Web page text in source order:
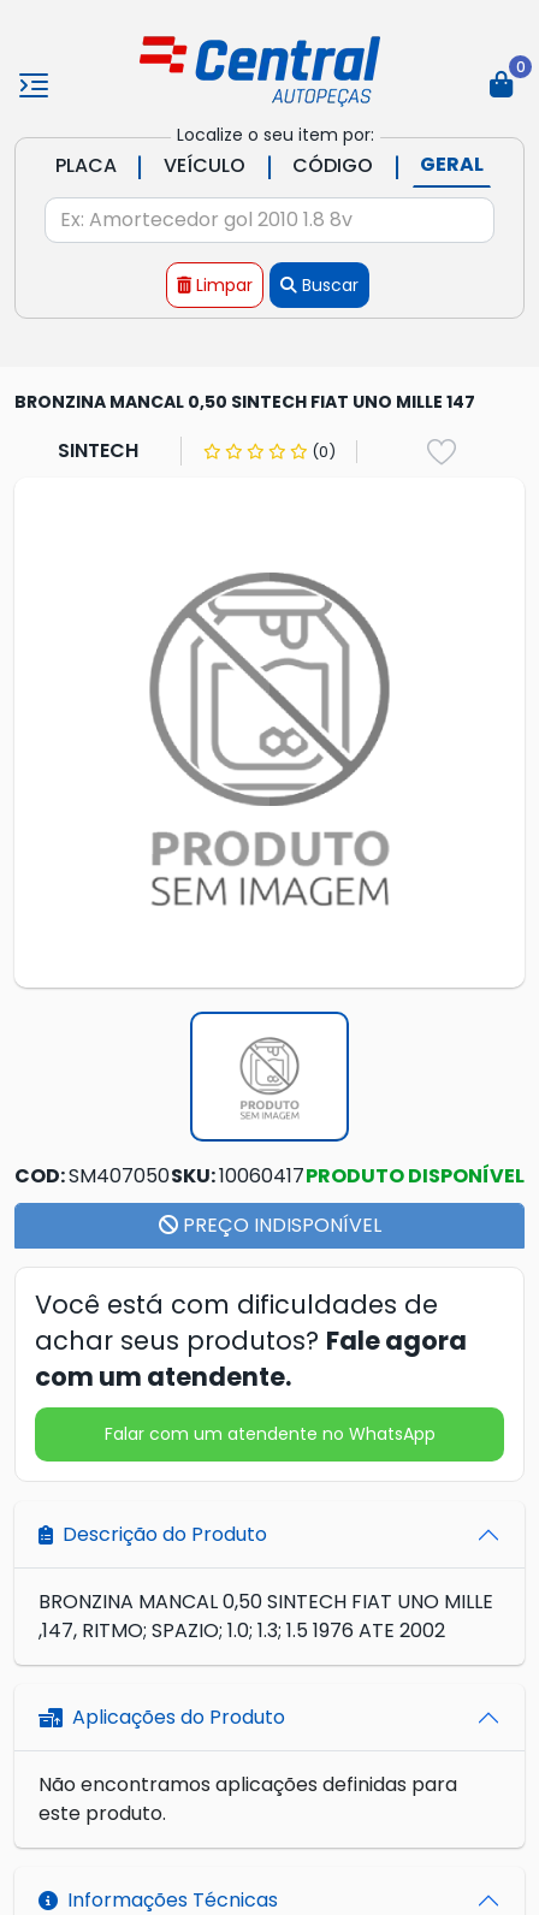
Localize o seu item por:
PLACA | VEÍCULO | CÓDIGO | GERAL
Limpar Buscar
0
BRONZINA MANCAL 0,50 SINTECH FIAT UNO MILLE 147
SINTECH (0)
COD:SM407050SKU:10060417PRODUTO DISPONÍVEL
PREÇO INDISPONÍVEL
Você está com dificuldades de
achar seus produtos? Fale agora
com um atendente.
Falar com um atendente no WhatsApp
Descrição do Produto
BRONZINA MANCAL 0,50 SINTECH FIAT UNO MILLE
,147, RITMO; SPAZIO; 1.0; 1.3; 1.5 1976 ATE 2002
Aplicações do Produto
Não encontramos aplicações definidas para
este produto.
Informações Técnicas